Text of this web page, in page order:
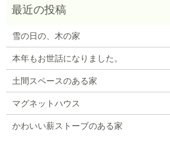
雪の日の、木の家
本年もお世話になりました。
土間スペースのある家
マグネットハウス
かわいい薪ストーブのある家